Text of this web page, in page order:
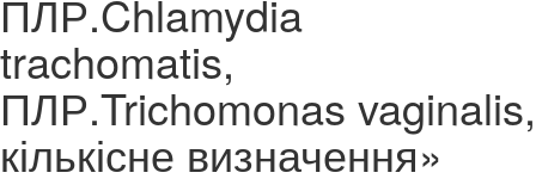
ПЛР.Chlamydia
trachomatis,
ПЛР.Trichomonas vaginalis,
кількісне визначення»